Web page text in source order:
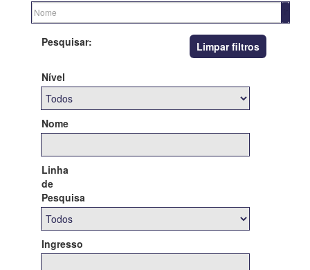
Pesquisar: Limpar filtros
Nível
Nome
Linha
de
Pesquisa
Ingresso